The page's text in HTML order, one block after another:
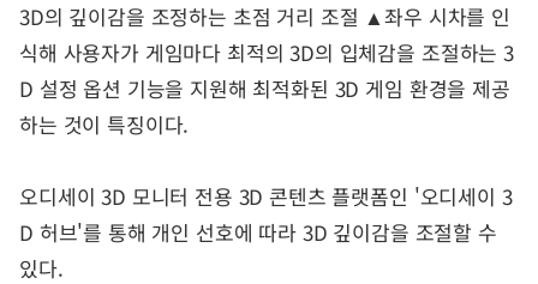
3D의 깊이감을 조정하는 초점 거리 조절 ▲좌우 시차를 인
식해 사용자가 게임마다 최적의 3D의 입체감을 조절하는 3
D 설정 옵션 기능을 지원해 최적화된 3D 게임 환경을 제공
하는 것이 특징이다.
오디세이 3D 모니터 전용 3D 콘텐츠 플랫폼인 '오디세이 3
D 허브'를 통해 개인 선호에 따라 3D 깊이감을 조절할 수
있다.